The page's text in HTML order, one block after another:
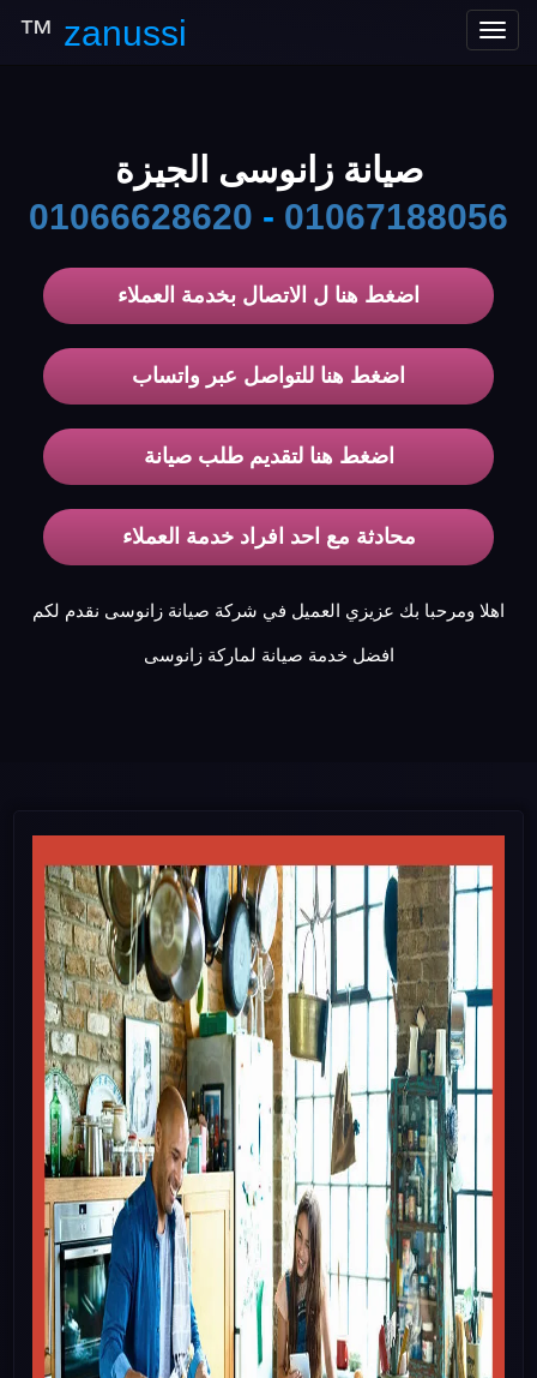
Toggle
zanussi
™
صيانة زانوسى الجيزة
01067188056
-
01066628620
اضغط هنا ل الاتصال بخدمة العملاء
اضغط هنا للتواصل عبر واتساب
اضغط هنا لتقديم طلب صيانة
محادثة مع احد افراد خدمة العملاء
اهلا ومرحبا بك عزيزي العميل في شركة صيانة زانوسى نقدم لكم
افضل خدمة صيانة لماركة زانوسى